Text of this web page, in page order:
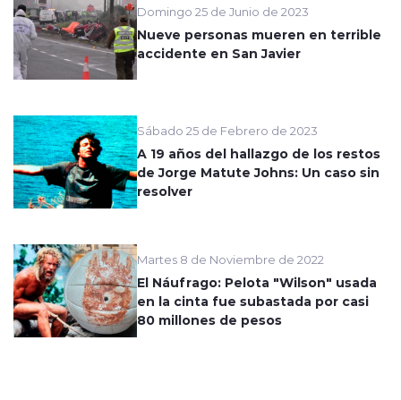
Domingo 25 de Junio de 2023
Nueve personas mueren en terrible
accidente en San Javier
Sábado 25 de Febrero de 2023
A 19 años del hallazgo de los restos
de Jorge Matute Johns: Un caso sin
resolver
Martes 8 de Noviembre de 2022
El Náufrago: Pelota "Wilson" usada
en la cinta fue subastada por casi
80 millones de pesos